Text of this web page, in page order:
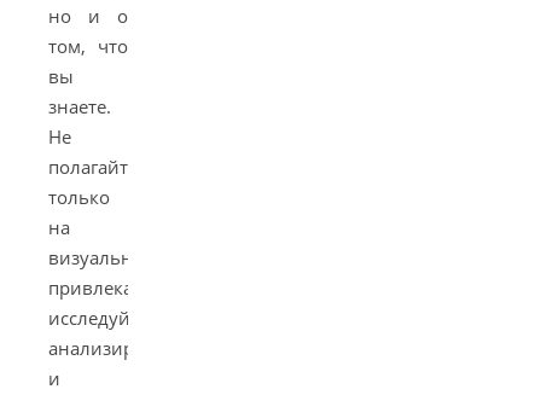
но и о
том, что
вы
знаете.
Не
полагайтесь
только
на
визуальную
привлекательность;
исследуйте,
анализируйте
и